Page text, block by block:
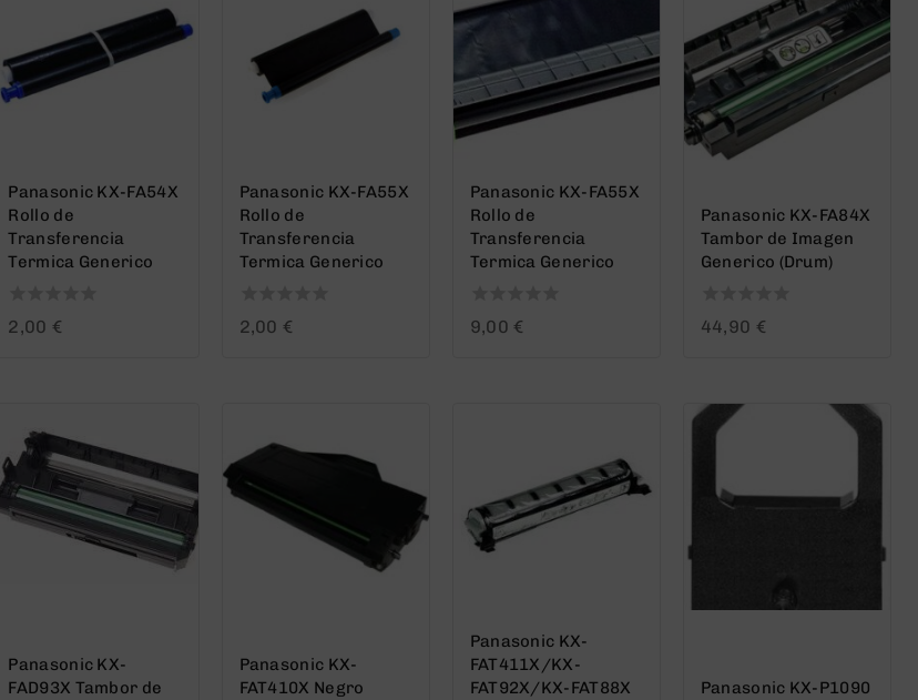
Panasonic KX-FA54X
Rollo de
Transferencia
Termica Generico
0
2,00 €
Panasonic KX-FA55X
Rollo de
Transferencia
Termica Generico
0
2,00 €
Panasonic KX-FA55X
Rollo de
Transferencia
Termica Generico
0
9,00 €
Panasonic KX-FA84X
Tambor de Imagen
Generico (Drum)
0
44,90 €
Panasonic KX-
FAD93X Tambor de
Panasonic KX-
FAT410X Negro
Panasonic KX-
FAT411X/KX-
FAT92X/KX-FAT88X
Panasonic KX-P1090